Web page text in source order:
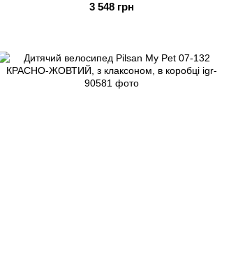
3 548 грн